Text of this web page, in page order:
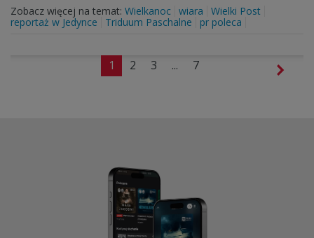
Zobacz więcej na temat: Wielkanoc wiara
Wielki Post
reportaż w Jedynce
Triduum Paschalne pr poleca
1 2 3 ... 7